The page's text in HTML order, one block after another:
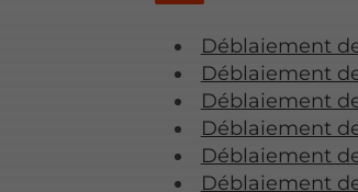
Déblaiement
Déblaiement
Déblaiement
Déblaiement
Déblaiement
Déblaiement